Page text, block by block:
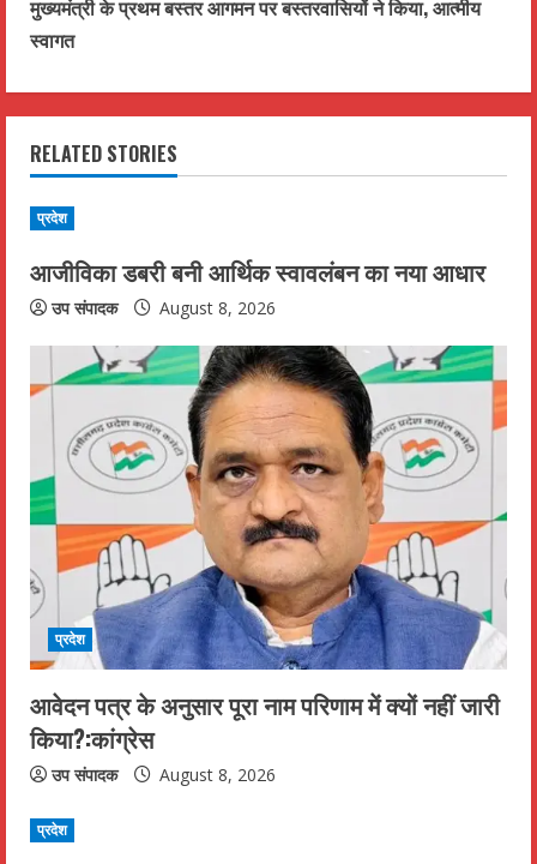
t
i
n
u
e
R
e
a
i
n
g
मुख्यमंत्री के प्रथम बस्तर आगमन पर बस्तरवासियों ने किया, आत्मीय
स्वागत
RELATED STORIES
प्रदेश
आजीविका डबरी बनी आर्थिक स्वावलंबन का नया आधार
उप संपादक August 8, 2026
प्रदेश
आवेदन पत्र के अनुसार पूरा नाम परिणाम में क्यों नहीं जारी
किया?:कांग्रेस
उप संपादक August 8, 2026
प्रदेश